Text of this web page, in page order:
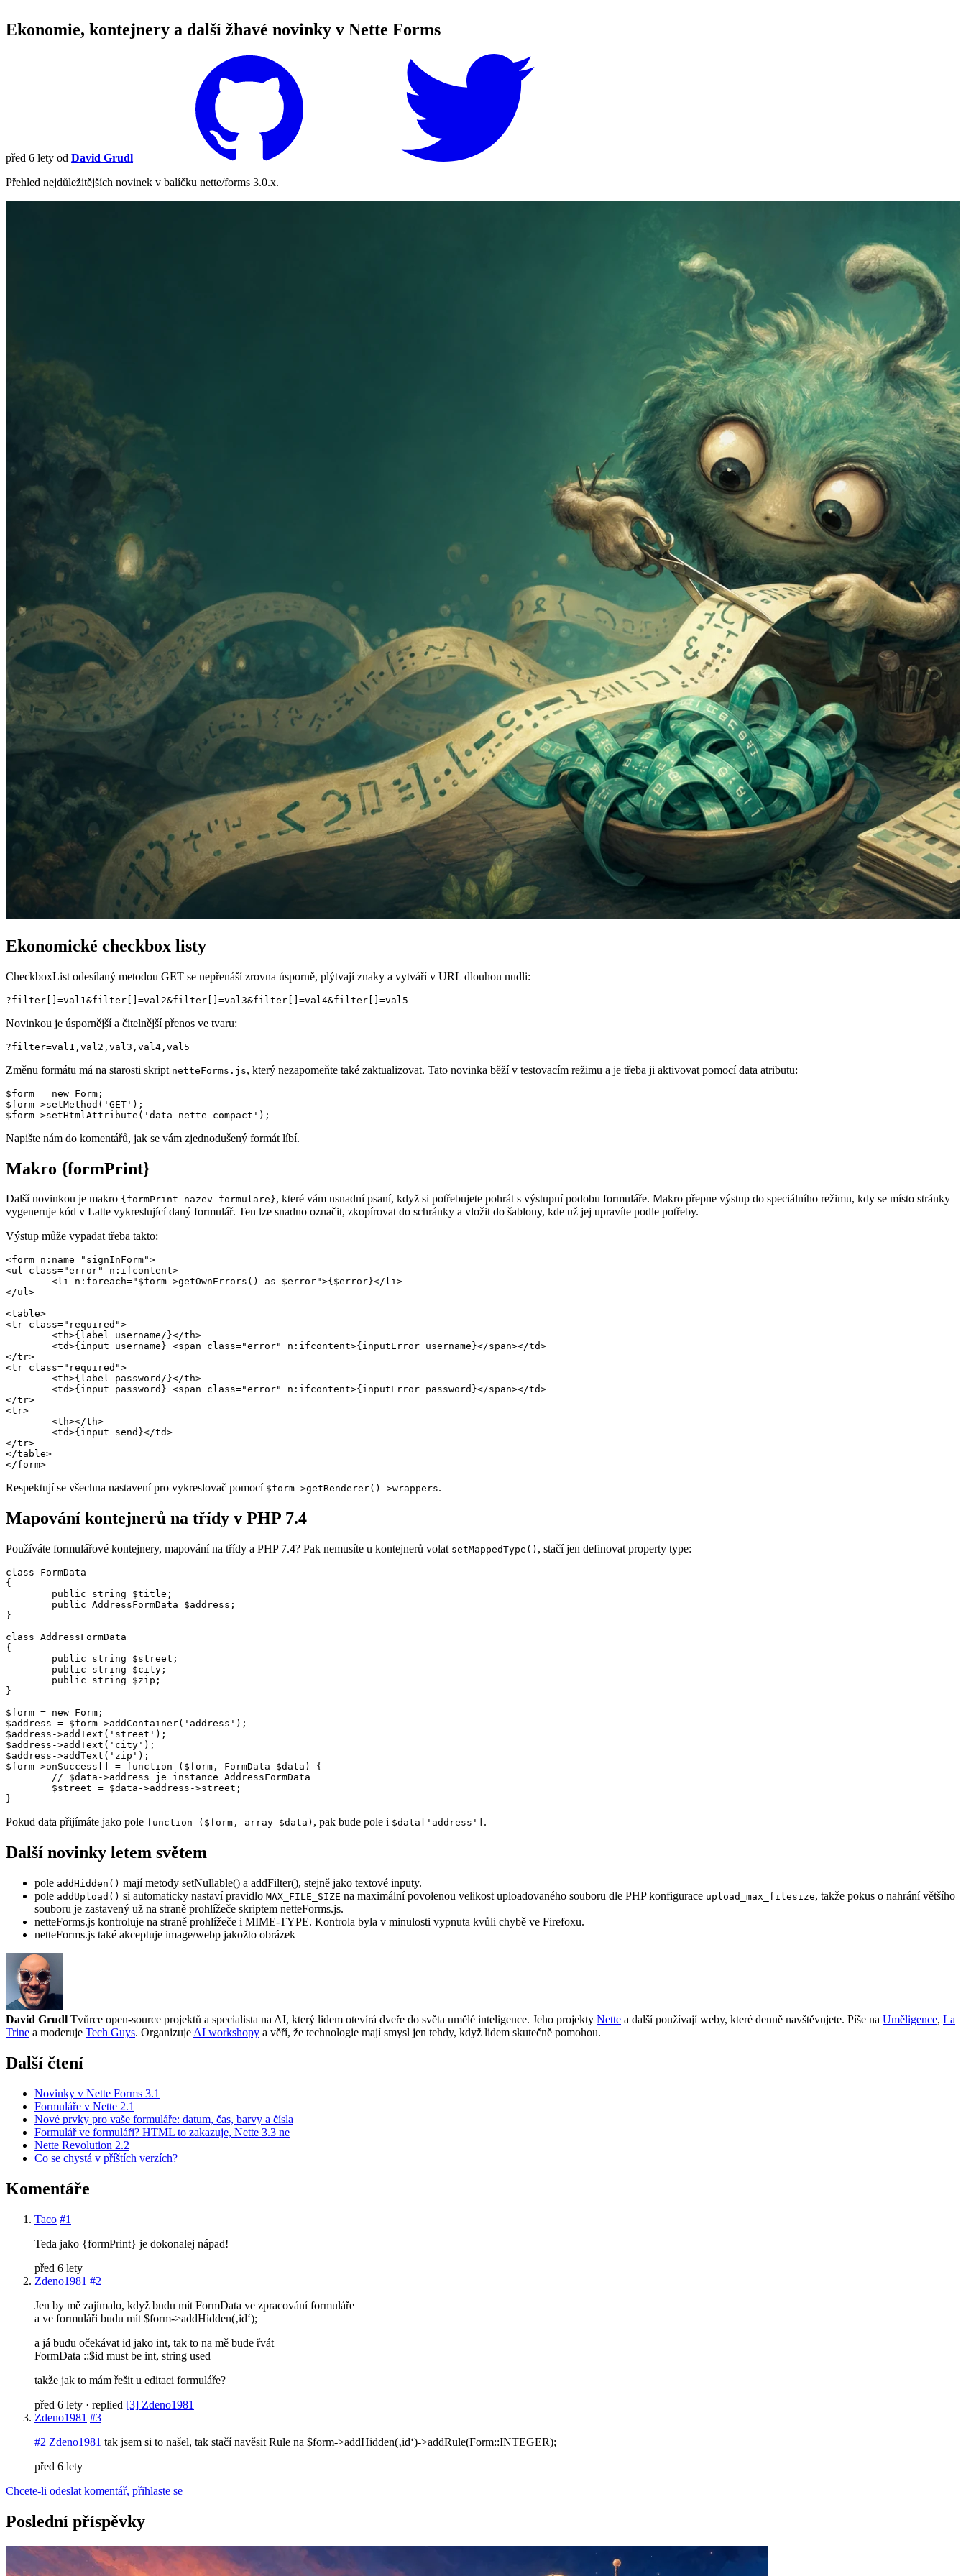
Ekonomie, kontejnery a další žhavé novinky v Nette Forms
před 6 lety od David Grudl
Přehled nejdůležitějších novinek v balíčku nette/forms 3.0.x.
Ekonomické checkbox listy
CheckboxList odesílaný metodou GET se nepřenáší zrovna úsporně, plýtvají znaky a vytváří v URL dlouhou nudli:
Novinkou je úspornější a čitelnější přenos ve tvaru:
Změnu formátu má na starosti skript netteForms.js, který nezapomeňte také zaktualizovat. Tato novinka běží v testovacím režimu a je třeba ji aktivovat pomocí data atributu:
$form = new Form;
$form->setMethod('GET');
Napište nám do komentářů, jak se vám zjednodušený formát líbí.
Makro {formPrint}
Další novinkou je makro {formPrint nazev-formulare}, které vám usnadní psaní, když si potřebujete pohrát s výstupní podobu formuláře. Makro přepne výstup do speciálního režimu, kdy se místo stránky
vygeneruje kód v Latte vykreslující daný formulář. Ten lze snadno označit, zkopírovat do schránky a vložit do šablony, kde už jej upravíte podle potřeby.
Výstup může vypadat třeba takto:
<form n:name="signInForm">
<ul class="error" n:ifcontent>
</ul>
<table>
<tr class="required">
</tr>
<tr class="required">
</tr>
<tr>
</tr>
</table>
Respektují se všechna nastavení pro vykreslovač pomocí $form->getRenderer()->wrappers.
Mapování kontejnerů na třídy v PHP 7.4
Používáte formulářové kontejnery, mapování na třídy a PHP 7.4? Pak nemusíte u kontejnerů volat setMappedType() , stačí jen definovat property type:
class FormData
{
}
class AddressFormData
{
}
$form = new Form;
$address = $form->addContainer('address');
$address->addText('street');
$address->addText('city');
$address->addText('zip');
$form->onSuccess[] = function ($form, FormData $data) {
Pokud data přijímáte jako pole function ($form, array $data) , pak bude pole i $data['address'] .
Další novinky letem světem
pole addHidden() mají metody setNullable() a addFilter(), stejně jako textové inputy.
pole addUpload() si automaticky nastaví pravidlo MAX_FILE_SIZE na maximální povolenou velikost uploadovaného souboru dle PHP konfigurace upload_max_filesize, takže pokus o nahrání většího
souboru je zastavený už na straně prohlížeče skriptem netteForms.js.
netteForms.js kontroluje na straně prohlížeče i MIME-TYPE. Kontrola byla v minulosti vypnuta kvůli chybě ve Firefoxu.
netteForms.js také akceptuje image/webp jakožto obrázek
David Grudl Tvůrce open-source projektů a specialista na AI, který lidem otevírá dveře do světa umělé inteligence. Jeho projekty Nette a další používají weby, které denně navštěvujete. Píše na Uměligence, La
Trine a moderuje Tech Guys. Organizuje AI workshopy a věří, že technologie mají smysl jen tehdy, když lidem skutečně pomohou.
Další čtení
Novinky v Nette Forms 3.1
Formuláře v Nette 2.1
Nové prvky pro vaše formuláře: datum, čas, barvy a čísla
Formulář ve formuláři? HTML to zakazuje, Nette 3.3 ne
Nette Revolution 2.2
Co se chystá v příštích verzích?
Komentáře
Taco #1
Teda jako {formPrint} je dokonalej nápad!
před 6 lety
Zdeno1981 #2
Jen by mě zajímalo, když budu mít FormData ve zpracování formuláře
a ve formuláři budu mít $form->addHidden(‚id‘);
a já budu očekávat id jako int, tak to na mě bude řvát
FormData ::$id must be int, string used
takže jak to mám řešit u editaci formuláře?
před 6 lety · replied [3] Zdeno1981
Zdeno1981 #3
#2 Zdeno1981 tak jsem si to našel, tak stačí navěsit Rule na $form->addHidden(‚id‘)->addRule(Form::INTEGER);
před 6 lety
Chcete-li odeslat komentář, přihlaste se
Poslední příspěvky